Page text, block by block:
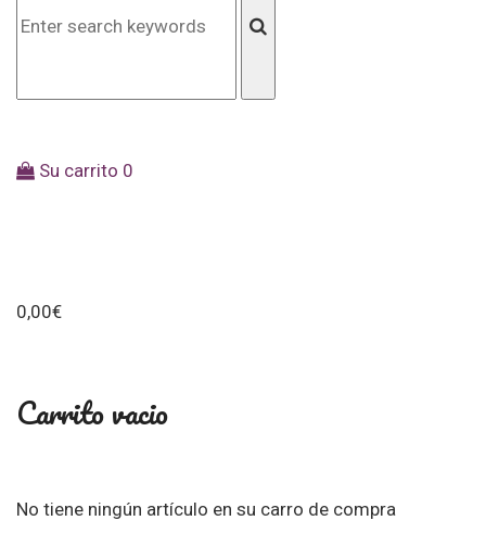
Su carrito 0
0,00€
Carrito vacio
No tiene ningún artículo en su carro de compra